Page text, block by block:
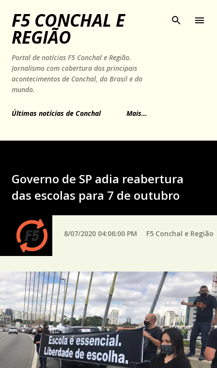
Pular para o conteúdo principal
F5 CONCHAL E
REGIÃO
Portal de notícias F5 Conchal e Região.
Jornalismo com cobertura dos principais
acontecimentos de Conchal, do Brasil e do
mundo.
Últimas notícias de Conchal Mais…
Governo de SP adia reabertura
das escolas para 7 de outubro
8/07/2020 04:06:00 PM F5 Conchal e Região